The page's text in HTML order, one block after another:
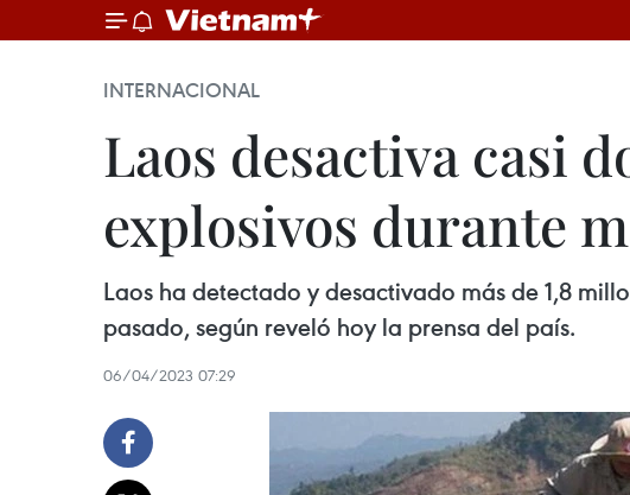
INTERNACIONAL
Laos desactiva casi
explosivos durante
Laos ha detectado y desactivado más de 1,8
pasado, según reveló hoy la prensa del país.
06/04/2023 07:29